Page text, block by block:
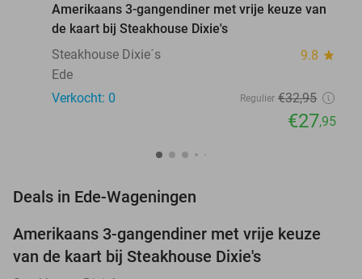
Amerikaans 3-gangendiner met vrije keuze van
de kaart bij Steakhouse Dixie's
Steakhouse Dixie´s
9.8 star
Ede
Verkocht: 0
Regulier €32,95
€27,95
Deals in Ede-Wageningen
15%
TODAY
Amerikaans 3-gangendiner met vrije keuze
van de kaart bij Steakhouse Dixie's